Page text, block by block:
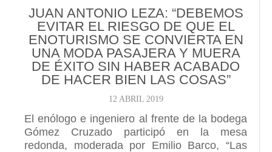
JUAN ANTONIO LEZA: “DEBEMOS
EVITAR EL RIESGO DE QUE EL
ENOTURISMO SE CONVIERTA EN
UNA MODA PASAJERA Y MUERA
DE ÉXITO SIN HABER ACABADO
DE HACER BIEN LAS COSAS”
12 ABRIL 2019
El enólogo e ingeniero al frente de la bodega
Gómez Cruzado participó en la mesa
redonda, moderada por Emilio Barco, “Las